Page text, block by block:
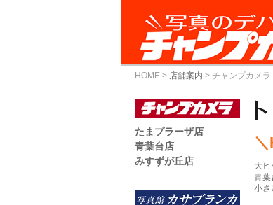
HOME > 店舗案内 > チャンプカメラ
大
青葉
小さ
たまプラーザ店
青葉台店
みすずが丘店